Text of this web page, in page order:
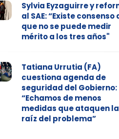
Sylvia Eyzaguirre y
al SAE: “Existe consenso
que no se puede medir
mérito a los tres años"
Tatiana Urrutia (FA)
cuestiona agenda de
seguridad del Gobierno:
“Echamos de menos
medidas que ataquen la
raíz del problema”